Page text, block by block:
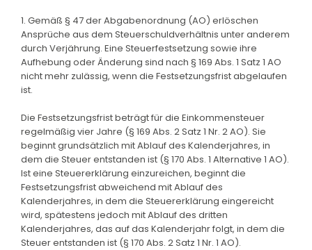
1. Gemäß § 47 der Abgabenordnung (AO) erlöschen
Ansprüche aus dem Steuerschuldverhältnis unter anderem
durch Verjährung. Eine Steuerfestsetzung sowie ihre
Aufhebung oder Änderung sind nach § 169 Abs. 1 Satz 1 AO
nicht mehr zulässig, wenn die Festsetzungsfrist abgelaufen
ist.
Die Festsetzungsfrist beträgt für die Einkommensteuer
regelmäßig vier Jahre (§ 169 Abs. 2 Satz 1 Nr. 2 AO). Sie
beginnt grundsätzlich mit Ablauf des Kalenderjahres, in
dem die Steuer entstanden ist (§ 170 Abs. 1 Alternative 1 AO).
Ist eine Steuererklärung einzureichen, beginnt die
Festsetzungsfrist abweichend mit Ablauf des
Kalenderjahres, in dem die Steuererklärung eingereicht
wird, spätestens jedoch mit Ablauf des dritten
Kalenderjahres, das auf das Kalenderjahr folgt, in dem die
Steuer entstanden ist (§ 170 Abs. 2 Satz 1 Nr. 1 AO).